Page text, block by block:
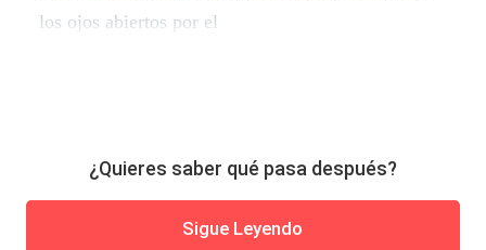
los ojos abiertos por el
¿Quieres saber qué pasa después?
Sigue Leyendo